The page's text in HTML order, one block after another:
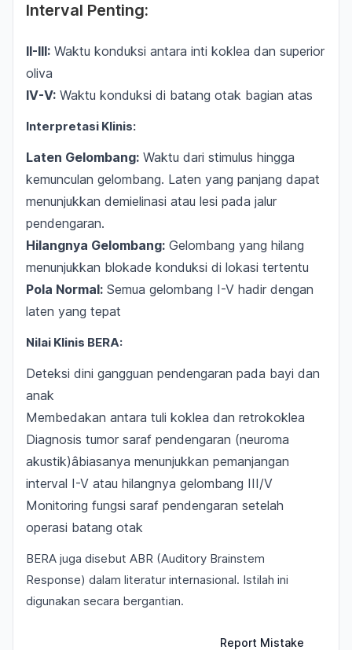
Interval Penting:
II-III: Waktu konduksi antara inti koklea dan superior
oliva
IV-V: Waktu konduksi di batang otak bagian atas
Interpretasi Klinis:
Laten Gelombang: Waktu dari stimulus hingga
kemunculan gelombang. Laten yang panjang dapat
menunjukkan demielinasi atau lesi pada jalur
pendengaran.
Hilangnya Gelombang: Gelombang yang hilang
menunjukkan blokade konduksi di lokasi tertentu
Pola Normal: Semua gelombang I-V hadir dengan
laten yang tepat
Nilai Klinis BERA:
Deteksi dini gangguan pendengaran pada bayi dan
anak
Membedakan antara tuli koklea dan retrokoklea
Diagnosis tumor saraf pendengaran (neuroma
akustik)âbiasanya menunjukkan pemanjangan
interval I-V atau hilangnya gelombang III/V
Monitoring fungsi saraf pendengaran setelah
operasi batang otak
BERA juga disebut ABR (Auditory Brainstem
Response) dalam literatur internasional. Istilah ini
digunakan secara bergantian.
Report Mistake